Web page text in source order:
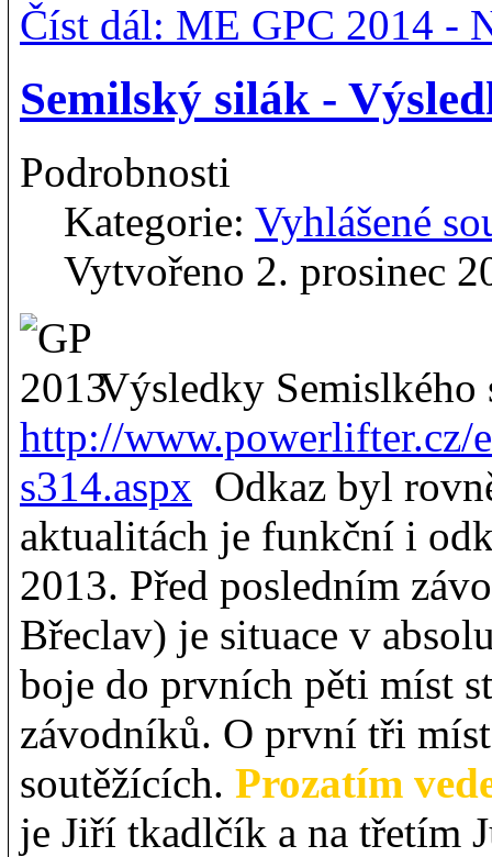
Číst dál: ME GPC 2014 -
Semilský silák -
Podrobnosti
Kategorie: Vyhlášené
Vytvořeno 2. prosinec
Výsledky Semislkého
http://www.powerlifter.cz/
s314.aspx Odkaz byl
aktualitách je funkční i
2013. Před posledním
Břeclav) je situace v
boje do prvních pěti míst
závodníků. O první tři
soutěžících. Prozatím
je Jiří tkadlčík a na třetím